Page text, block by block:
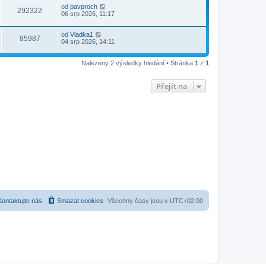
292322 od pavproch
06 srp 2026, 11:17
85987 od Vladka1
04 srp 2026, 14:11
Nalezeny 2 výsledky hledání • Stránka 1 z 1
Přejít na
Všechny časy jsou v UTC+02:00
Smazat cookies
nás